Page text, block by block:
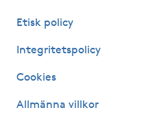
Hyaluronsyra
Hyperhidros
Etisk policy
Integritetspolicy
Cookies
Allmänna villkor